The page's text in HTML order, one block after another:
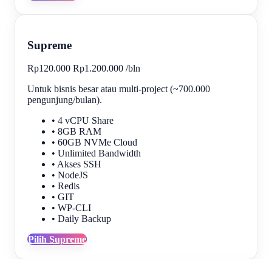
Supreme
Rp120.000 Rp1.200.000 /bln
Untuk bisnis besar atau multi-project (~700.000
pengunjung/bulan).
• 4 vCPU Share
• 8GB RAM
• 60GB NVMe Cloud
• Unlimited Bandwidth
• Akses SSH
• NodeJS
• Redis
• GIT
• WP-CLI
• Daily Backup
Pilih Supreme